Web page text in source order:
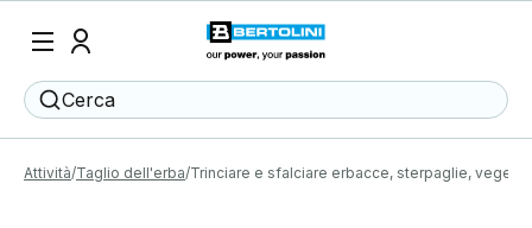
Cerca
Attività Taglio dell'erba Trinciare e sfalciare erbacce, sterpaglie,